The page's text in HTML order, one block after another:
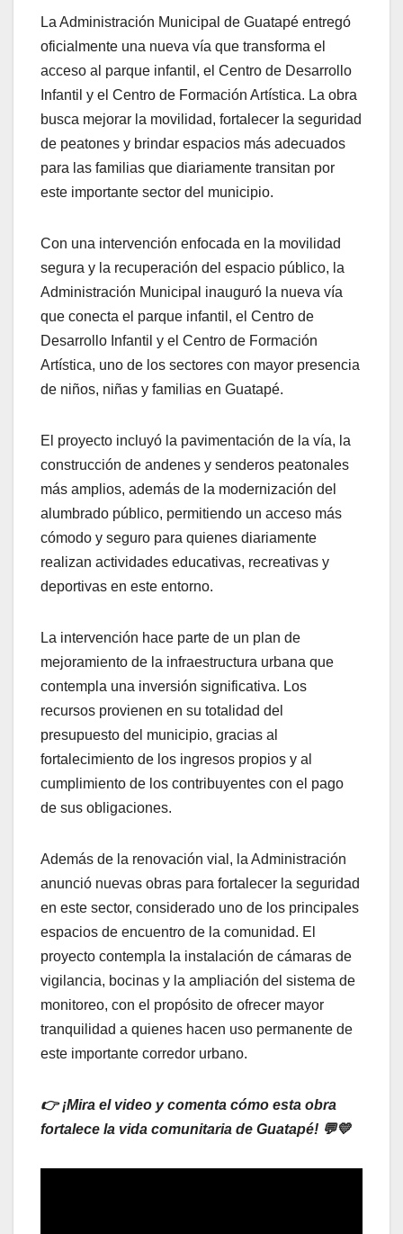
La Administración Municipal de Guatapé entregó
oficialmente una nueva vía que transforma el
acceso al parque infantil, el Centro de Desarrollo
Infantil y el Centro de Formación Artística. La obra
busca mejorar la movilidad, fortalecer la seguridad
de peatones y brindar espacios más adecuados
para las familias que diariamente transitan por
este importante sector del municipio.
Con una intervención enfocada en la movilidad
segura y la recuperación del espacio público, la
Administración Municipal inauguró la nueva vía
que conecta el parque infantil, el Centro de
Desarrollo Infantil y el Centro de Formación
Artística, uno de los sectores con mayor presencia
de niños, niñas y familias en Guatapé.
El proyecto incluyó la pavimentación de la vía, la
construcción de andenes y senderos peatonales
más amplios, además de la modernización del
alumbrado público, permitiendo un acceso más
cómodo y seguro para quienes diariamente
realizan actividades educativas, recreativas y
deportivas en este entorno.
La intervención hace parte de un plan de
mejoramiento de la infraestructura urbana que
contempla una inversión significativa. Los
recursos provienen en su totalidad del
presupuesto del municipio, gracias al
fortalecimiento de los ingresos propios y al
cumplimiento de los contribuyentes con el pago
de sus obligaciones.
Además de la renovación vial, la Administración
anunció nuevas obras para fortalecer la seguridad
en este sector, considerado uno de los principales
espacios de encuentro de la comunidad. El
proyecto contempla la instalación de cámaras de
vigilancia, bocinas y la ampliación del sistema de
monitoreo, con el propósito de ofrecer mayor
tranquilidad a quienes hacen uso permanente de
este importante corredor urbano.
👉¡Mira el video y comenta cómo esta obra
fortalece la vida comunitaria de Guatapé! 💬💛